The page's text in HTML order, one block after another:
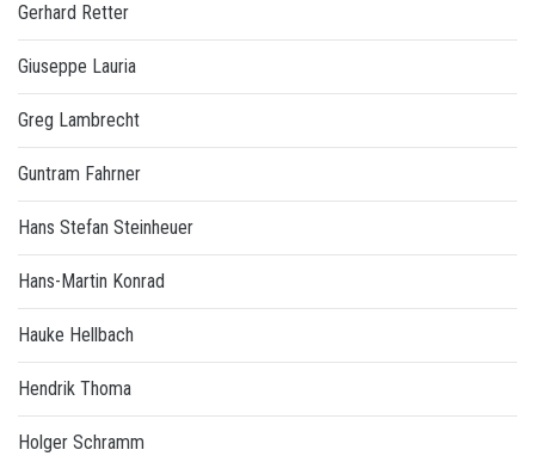
Gerhard Retter
Giuseppe Lauria
Greg Lambrecht
Guntram Fahrner
Hans Stefan Steinheuer
Hans-Martin Konrad
Hauke Hellbach
Hendrik Thoma
Holger Schramm